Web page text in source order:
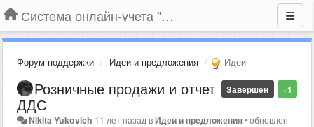
Система онлайн-учета "Большая Птица"
Форум поддержки Идеи и предложения Идеи
+1
Завершен
Розничные продажи и отчет
ДДС
Nikita Yukovich 11 лет назад вИдеи и предложения•обновлен